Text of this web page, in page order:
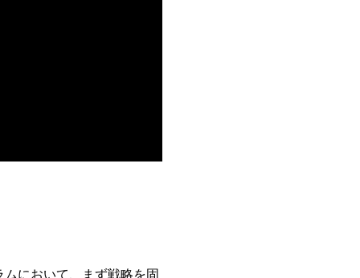
において、まず戦略を固